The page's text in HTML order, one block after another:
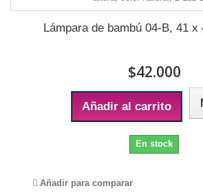
Lámpara de bambú 04-B, 41 x
$42.000
Añadir al carrito
En stock
Añadir para comparar